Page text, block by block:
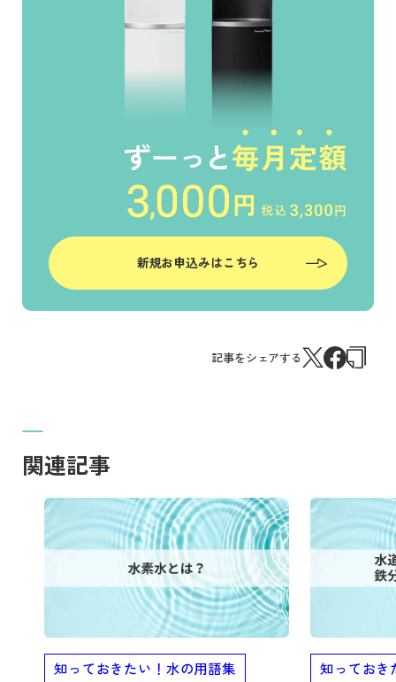
新規お申込みはこちら
記事をシェアする
関連記事
知っておきたい！水の用語集
記事を読む
知っておき
記事を読む